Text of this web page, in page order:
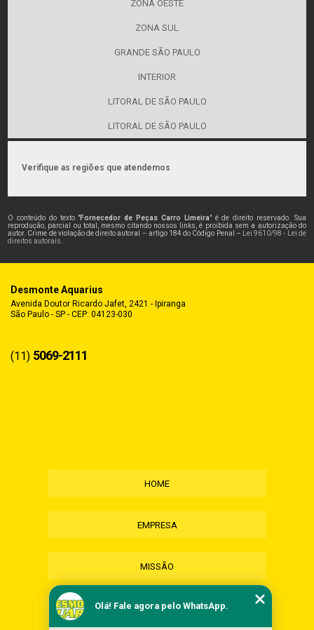
ZONA OESTE
ZONA SUL
GRANDE SÃO PAULO
INTERIOR
LITORAL DE SÃO PAULO
LITORAL DE SÃO PAULO
Verifique as regiões que atendemos
O conteúdo do texto "Fornecedor de Peças Carro Limeira" é de direito reservado. Sua
reprodução, parcial ou total, mesmo citando nossos links, é proibida sem a autorização do
autor. Crime de violação de direito autoral – artigo 184 do Código Penal –
Lei 9610/98 - Lei de
direitos autorais
Desmonte Aquarius
Avenida Doutor Ricardo Jafet, 2421 - Ipiranga
São Paulo - SP - CEP: 04123-030
(11) 5069-2111
HOME
EMPRESA
MISSÃO
SERVIÇOS
Olá! Fale agora pelo WhatsApp.